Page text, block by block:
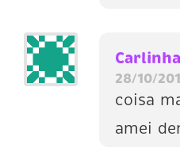
Carlinha
28/10/
coisa
amei